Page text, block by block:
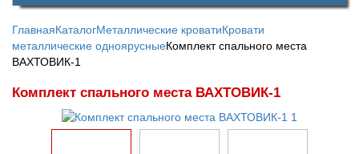
ГлавнаяКаталогМеталлические кроватиКровати
металлические одноярусныеКомплект спального места
ВАХТОВИК-1
Комплект спального места ВАХТОВИК-1